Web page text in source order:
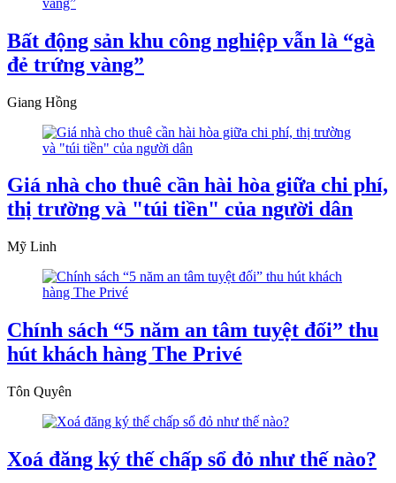
Bất động sản khu công nghiệp vẫn là “gà
đẻ trứng vàng”
Giang Hồng
Giá nhà cho thuê cần hài hòa giữa chi phí,
thị trường và "túi tiền" của người dân
Mỹ Linh
Chính sách “5 năm an tâm tuyệt đối” thu
hút khách hàng The Privé
Tôn Quyên
Xoá đăng ký thế chấp sổ đỏ như thế nào?